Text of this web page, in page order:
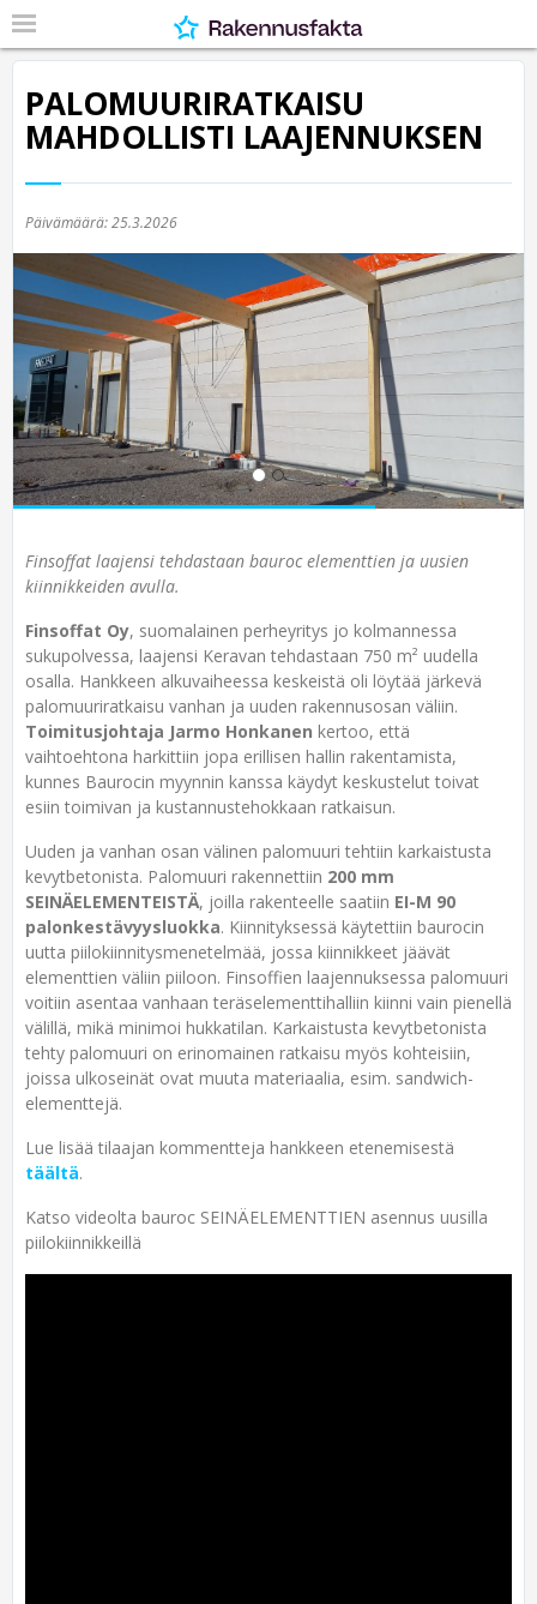
PALOMUURIRATKAISU
MAHDOLLISTI LAAJENNUKSEN
Päivämäärä:25.3.2026
Finsoffat laajensi tehdastaan bauroc elementtien ja uusien
kiinnikkeiden avulla.
Finsoffat Oy, suomalainen perheyritys jo kolmannessa
sukupolvessa, laajensi Keravan tehdastaan 750 m² uudella
osalla. Hankkeen alkuvaiheessa keskeistä oli löytää järkevä
palomuuriratkaisu vanhan ja uuden rakennusosan väliin.
Toimitusjohtaja Jarmo Honkanen kertoo, että
vaihtoehtona harkittiin jopa erillisen hallin rakentamista,
kunnes Baurocin myynnin kanssa käydyt keskustelut toivat
esiin toimivan ja kustannustehokkaan ratkaisun.
Uuden ja vanhan osan välinen palomuuri tehtiin karkaistusta
kevytbetonista. Palomuuri rakennettiin 200 mm
SEINÄELEMENTEISTÄ, joilla rakenteelle saatiin EI-M 90
palonkestävyysluokka. Kiinnityksessä käytettiin baurocin
uutta piilokiinnitysmenetelmää, jossa kiinnikkeet jäävät
elementtien väliin piiloon. Finsoffien laajennuksessa palomuuri
voitiin asentaa vanhaan teräselementtihalliin kiinni vain pienellä
välillä, mikä minimoi hukkatilan. Karkaistusta kevytbetonista
tehty palomuuri on erinomainen ratkaisu myös kohteisiin,
joissa ulkoseinät ovat muuta materiaalia, esim. sandwich-
elementtejä.
Lue lisää tilaajan kommentteja hankkeen etenemisestä
täältä.
Katso videolta bauroc SEINÄELEMENTTIEN asennus uusilla
piilokiinnikkeillä